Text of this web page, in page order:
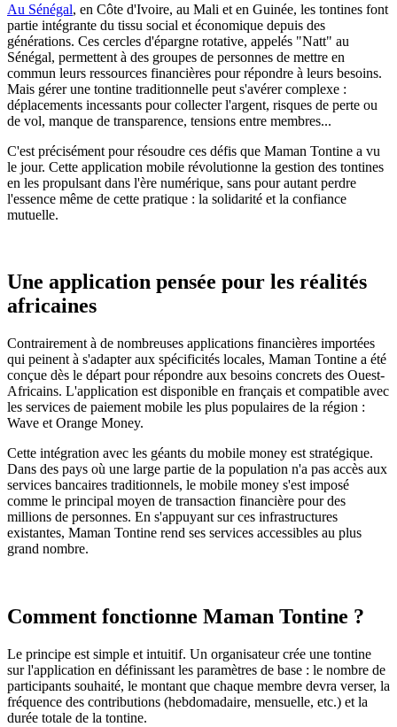
Au Sénégal, en Côte d'Ivoire, au Mali et en Guinée, les tontines font
partie intégrante du tissu social et économique depuis des
générations. Ces cercles d'épargne rotative, appelés "Natt" au
Sénégal, permettent à des groupes de personnes de mettre en
commun leurs ressources financières pour répondre à leurs besoins.
Mais gérer une tontine traditionnelle peut s'avérer complexe :
déplacements incessants pour collecter l'argent, risques de perte ou
de vol, manque de transparence, tensions entre membres...
C'est précisément pour résoudre ces défis que Maman Tontine a vu
le jour. Cette application mobile révolutionne la gestion des tontines
en les propulsant dans l'ère numérique, sans pour autant perdre
l'essence même de cette pratique : la solidarité et la confiance
mutuelle.
Une application pensée pour les réalités
africaines
Contrairement à de nombreuses applications financières importées
qui peinent à s'adapter aux spécificités locales, Maman Tontine a été
conçue dès le départ pour répondre aux besoins concrets des Ouest-
Africains. L'application est disponible en français et compatible avec
les services de paiement mobile les plus populaires de la région :
Wave et Orange Money.
Cette intégration avec les géants du mobile money est stratégique.
Dans des pays où une large partie de la population n'a pas accès aux
services bancaires traditionnels, le mobile money s'est imposé
comme le principal moyen de transaction financière pour des
millions de personnes. En s'appuyant sur ces infrastructures
existantes, Maman Tontine rend ses services accessibles au plus
grand nombre.
Comment fonctionne Maman Tontine ?
Le principe est simple et intuitif. Un organisateur crée une tontine
sur l'application en définissant les paramètres de base : le nombre de
participants souhaité, le montant que chaque membre devra verser, la
fréquence des contributions (hebdomadaire, mensuelle, etc.) et la
durée totale de la tontine.